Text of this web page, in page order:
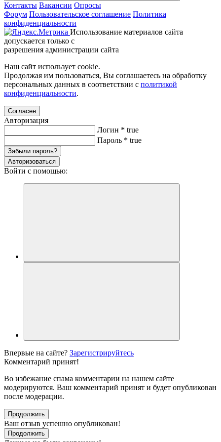
Контакты Вакансии Опросы
Форум Пользовательское соглашение Политика
конфиденциальности
Использование материалов сайта
допускается только с
разрешения администрации сайта
Наш сайт использует cookie.
Продолжая им пользоваться, Вы соглашаетесь на обработку
персональных данных в соответствии с политикой
конфиденциальности.
Согласен
Авторизация
Логин * true
Пароль * true
Забыли пароль?
Авторизоваться
Войти с помощью:
Впервые на сайте? Зарегистрируйтесь
Комментарий принят!
Во избежание спама комментарии на нашем сайте
модерируются. Ваш комментарий принят и будет опубликован
после модерации.
Продолжить
Ваш отзыв успешно опубликован!
Продолжить